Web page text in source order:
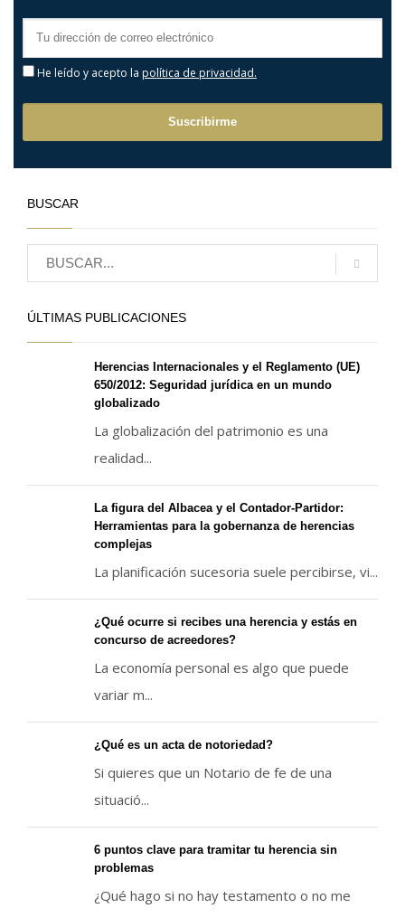
He leído y acepto la política de privacidad.
BUSCAR
ÚLTIMAS PUBLICACIONES
Herencias Internacionales y el Reglamento (UE)
650/2012: Seguridad jurídica en un mundo
globalizado
La globalización del patrimonio es una
realidad...
La figura del Albacea y el Contador-Partidor:
Herramientas para la gobernanza de herencias
complejas
La planificación sucesoria suele percibirse, vi...
¿Qué ocurre si recibes una herencia y estás en
concurso de acreedores?
La economía personal es algo que puede
variar m...
¿Qué es un acta de notoriedad?
Si quieres que un Notario de fe de una
situació...
6 puntos clave para tramitar tu herencia sin
problemas
¿Qué hago si no hay testamento o no me